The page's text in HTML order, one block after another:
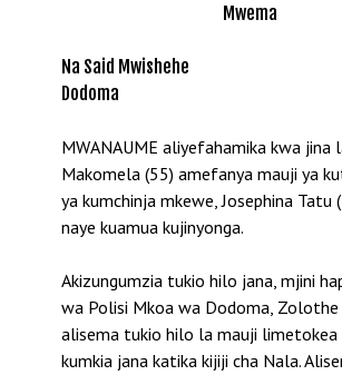
Mwema
Na Said Mwishehe
Dodoma
MWANAUME aliyefahamika kwa jina
Makomela (55) amefanya mauji ya
ya kumchinja mkewe, Josephina Tatu
naye kuamua kujinyonga.
Akizungumzia tukio hilo jana, mjini
wa Polisi Mkoa wa Dodoma, Zolothe
alisema tukio hilo la mauji limetokea
kumkia jana katika kijiji cha Nala.